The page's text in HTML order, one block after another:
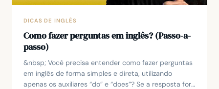
DICAS DE INGLÊS
Como fazer perguntas em inglês? (Passo-a-
passo)
&nbsp; Você precisa entender como fazer perguntas
em inglês de forma simples e direta, utilizando
apenas os auxiliares “do” e “does”? Se a resposta for